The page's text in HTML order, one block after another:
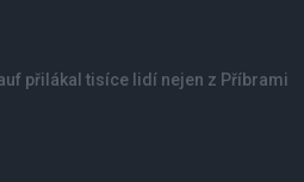
přilákal tisíce lidí nejen z Příbrami